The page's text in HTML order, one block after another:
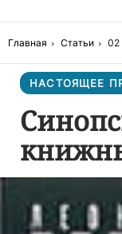
Главная Статьи 02
НАСТОЯЩЕЕ